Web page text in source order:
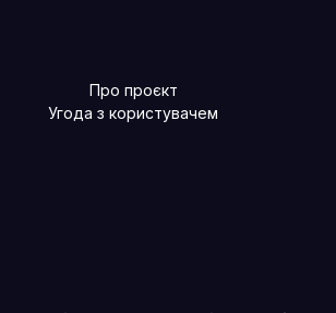
Про проєкт
Угода з користувачем